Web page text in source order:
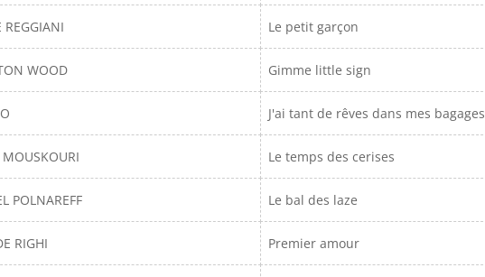
REGGIANI Le petit garçon
WOOD Gimme little sign
J'ai tant de rêves dans mes bagages
Le temps des cerises
POLNAREFF Le bal des laze
RIGHI Premier amour